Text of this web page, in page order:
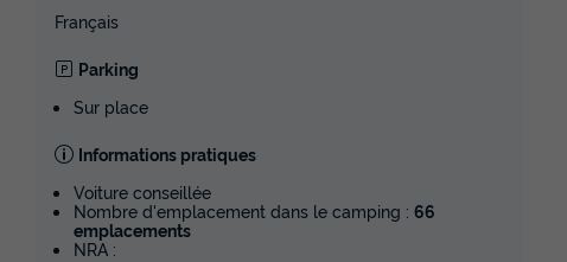
Français
Parking
Sur place
Informations pratiques
Voiture conseillée
Nombre d'emplacement dans le camping : 66
emplacements
NRA :